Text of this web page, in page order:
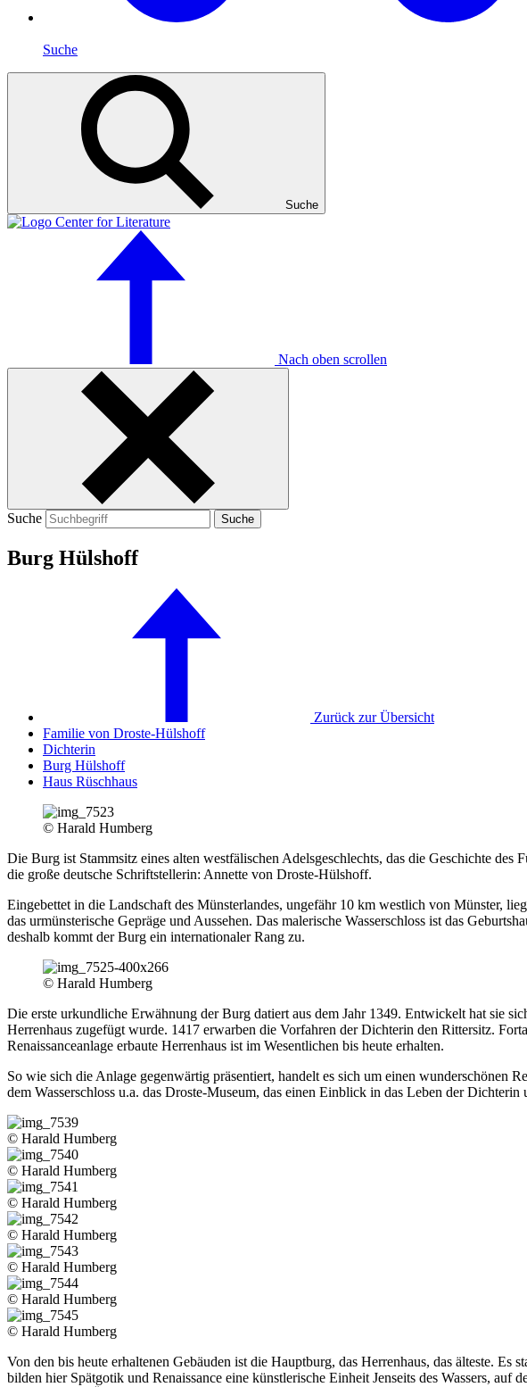
Suche
Suche
Nach oben scrollen
Suche Suche
Burg Hülshoff
Zurück zur Übersicht
Familie von Droste-Hülshoff
Dichterin
Burg Hülshoff
Haus Rüschhaus
© Harald Humberg
Die Burg ist Stammsitz eines alten westfälischen Adelsgeschlechts, das die Geschichte
die große deutsche Schriftstellerin: Annette von Droste-Hülshoff.
Eingebettet in die Landschaft des Münsterlandes, ungefähr 10 km westlich von Münster,
das urmünsterische Gepräge und Aussehen. Das malerische Wasserschloss ist das
deshalb kommt der Burg ein internationaler Rang zu.
© Harald Humberg
Die erste urkundliche Erwähnung der Burg datiert aus dem Jahr 1349. Entwickelt hat sie
Herrenhaus zugefügt wurde. 1417 erwarben die Vorfahren der Dichterin den Rittersitz.
Renaissanceanlage erbaute Herrenhaus ist im Wesentlichen bis heute erhalten.
So wie sich die Anlage gegenwärtig präsentiert, handelt es sich um einen wunderschönen
dem Wasserschloss u.a. das Droste-Museum, das einen Einblick in das Leben der
© Harald Humberg
© Harald Humberg
© Harald Humberg
© Harald Humberg
© Harald Humberg
© Harald Humberg
© Harald Humberg
Von den bis heute erhaltenen Gebäuden ist die Hauptburg, das Herrenhaus, das älteste.
bilden hier Spätgotik und Renaissance eine künstlerische Einheit Jenseits des Wassers,